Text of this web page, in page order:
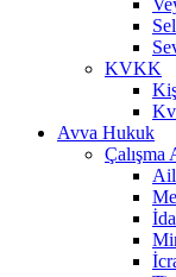
KVKK
Avva Hukuk
Çalışma